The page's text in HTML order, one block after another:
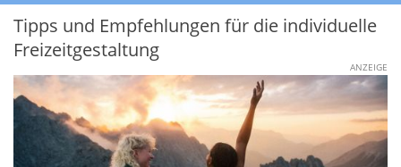
Tipps und Empfehlungen für die individuelle
Freizeitgestaltung
ANZEIGE